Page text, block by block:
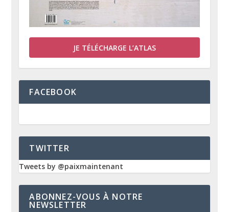
JE TÉLÉCHARGE L’ATLAS
FACEBOOK
TWITTER
Tweets by @paixmaintenant
ABONNEZ-VOUS À NOTRE
NEWSLETTER